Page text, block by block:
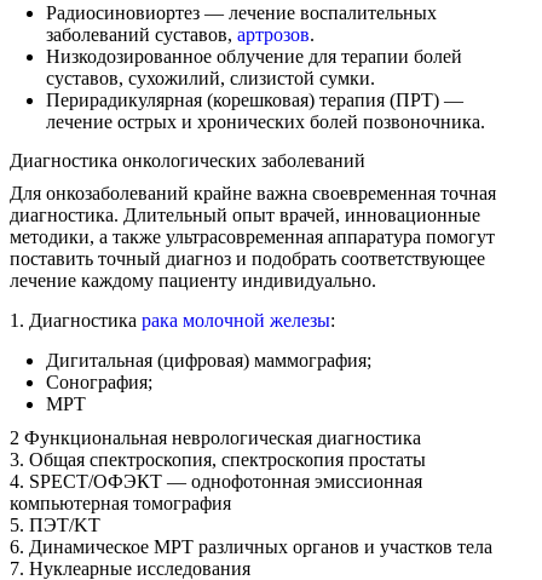
Радиосиновиортез — лечение воспалительных
заболеваний суставов, артрозов.
Низкодозированное облучение для терапии болей
суставов, сухожилий, слизистой сумки.
Перирадикулярная (корешковая) терапия (ПРТ) —
лечение острых и хронических болей позвоночника.
Диагностика онкологических заболеваний
Для онкозаболеваний крайне важна своевременная точная
диагностика. Длительный опыт врачей, инновационные
методики, а также ультрасовременная аппаратура помогут
поставить точный диагноз и подобрать соответствующее
лечение каждому пациенту индивидуально.
1. Диагностика рака молочной железы:
Дигитальная (цифровая) маммография;
Сонография;
МРТ
2 Функциональная неврологическая диагностика
3. Общая спектроскопия, cпектроскопия простаты
4. SPECT/ОФЭКТ — однофотонная эмиссионная
компьютерная томография
5. ПЭТ/KT
6. Динамическое МРТ различных органов и участков тела
7. Нуклеарные исследования